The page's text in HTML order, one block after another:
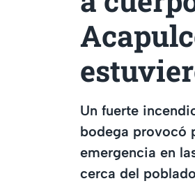
Un fuerte
bodega provocó
emergencia en
cerca del